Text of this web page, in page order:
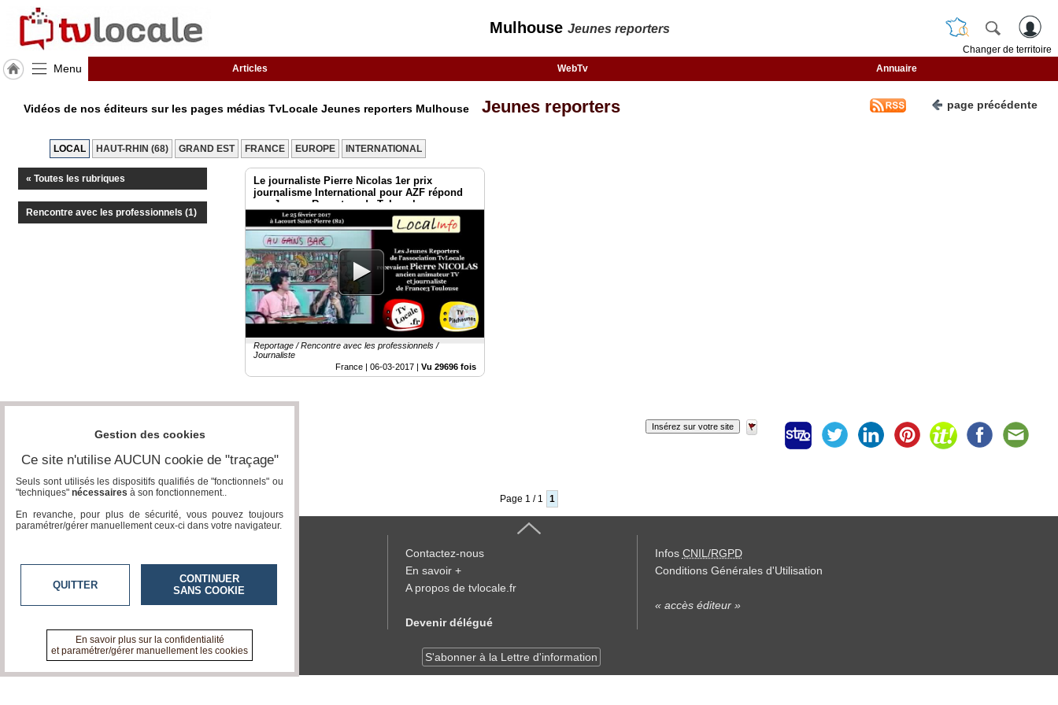
Mulhouse Jeunes reporters
Changer de territoire
Menu Articles WebTv Annuaire
TvLocale
France
Médias
Blogs
Inscription
annuaire
pro
Vidéos de nos éditeurs sur les pages médias TvLocale Jeunes reporters Mulhouse Jeunes reporters page précédente
LOCAL HAUT-RHIN (68) GRAND EST FRANCE EUROPE INTERNATIONAL
« Toutes les rubriques
Rencontre avec les professionnels (1)
Le journaliste Pierre Nicolas 1er prix
journalisme International pour AZF répond
aux Jeunes Reporters de TvLocale
Reportage / Rencontre avec les professionnels /
Journaliste
France |06-03-2017 |Vu 29696 fois
Insérez sur votre site
Page 1 / 1 1
Contactez-nous
En savoir +
A propos de tvlocale.fr
Devenir délégué
S'abonner à la Lettre d'information
Infos CNIL/RGPD
Conditions Générales d'Utilisation
« accès éditeur »
Gestion des cookies
Ce site n'utilise AUCUN cookie de "traçage"
Seuls sont utilisés les dispositifs qualifiés de "fonctionnels" ou
"techniques" nécessaires à son fonctionnement..
En revanche, pour plus de sécurité, vous pouvez toujours
paramétrer/gérer manuellement ceux-ci dans votre navigateur.
QUITTER
CONTINUER
SANS COOKIE
En savoir plus sur la confidentialité
et paramétrer/gérer manuellement les cookies